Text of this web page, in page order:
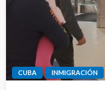
CUBA INMIGRACIÓN